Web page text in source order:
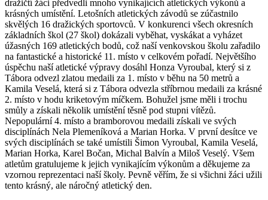
dražičtí žáci předvedli mnoho vynikajících atletických výkonů a
krásných umístění. Letošních atletických závodů se zúčastnilo
skvělých 16 dražických sportovců. V konkurenci všech okresních
základních škol (27 škol) dokázali vyběhat, vyskákat a vyházet
úžasných 169 atletických bodů, což naší venkovskou školu zařadilo
na fantastické a historické 11. místo v celkovém pořadí. Největšího
úspěchu naší atletické výpravy dosáhl Honza Vyroubal, který si z
Tábora odvezl zlatou medaili za 1. místo v běhu na 50 metrů a
Kamila Veselá, která si z Tábora odvezla stříbrnou medaili za krásné
2. místo v hodu kriketovým míčkem. Bohužel jsme měli i trochu
smůly a získali několik umístění těsně pod stupni vítězů.
Nepopulární 4. místo a bramborovou medaili získali ve svých
disciplínách Nela Plemeníková a Marian Horka. V první desítce ve
svých disciplínách se také umístili Šimon Vyroubal, Kamila Veselá,
Marian Horka, Karel Bočan, Michal Balvín a Miloš Veselý. Všem
atletům gratulujeme k jejich vynikajícím výkonům a děkujeme za
vzornou reprezentaci naší školy. Pevně věřím, že si všichni žáci užili
tento krásný, ale náročný atletický den.